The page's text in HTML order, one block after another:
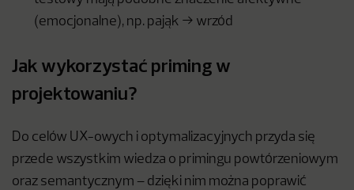
(emocjonalne), np. pająk → wrzód
Jak wykorzystać priming w
projektowaniu?
Do celów UX-owych i optymalizacyjnych przyda się
przede wszystkim wiedza o primingu powtórzeniowym
oraz semantycznym – dzięki nim można poprawić